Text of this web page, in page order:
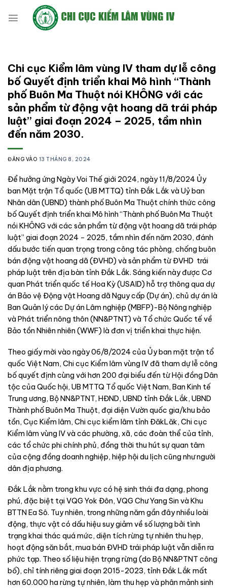
qua
Chi cục Kiểm lâm vùng IV tham dự lễ công
bố Quyết định triển khai Mô hình “Thành
phố Buôn Ma Thuột nói KHÔNG với các
sản phẩm từ động vật hoang dã trái pháp
luật” giai đoạn 2024 – 2025, tầm nhìn
đến năm 2030.
ĐĂNG VÀO 13 THÁNG 8, 2024
Để hưởng ứng Ngày Voi Thế giới 2024, ngày 11/8/2024 Ủy
ban Mặt trận Tổ quốc (UB MTTQ) tỉnh Đắk Lắk và Uỷ ban
Nhân dân (UBND) thành phố Buôn Ma Thuột chính thức công
bố Quyết định triển khai Mô hình “Thành phố Buôn Ma Thuột
nói KHÔNG với các sản phẩm từ động vật hoang dã trái pháp
luật” giai đoạn 2024 – 2025, tầm nhìn đến năm 2030, đánh
dấu bước tiến quan trọng trong công tác phòng, chống buôn
bán động vật hoang dã (ĐVHD) và sản phẩm từ ĐVHD trái
pháp luật trên địa bàn tỉnh Đắk Lắk. Sáng kiến này được Cơ
quan Phát triển quốc tế Hoa Kỳ (USAID) hỗ trợ thông qua dự
án Bảo vệ Động vật Hoang dã Nguy cấp (Dự án), chủ dự án là
Ban Quản lý các Dự án Lâm nghiệp (MBFP)-Bộ Nông nghiệp
và Phát triển nông thôn (NN&PTNT) và Tổ chức Quốc tế về
Bảo tồn Nhiên nhiên (WWF) là đơn vị triển khai thực hiện.
Theo giấy mời vào ngày 06/8/2024 của Ủy ban mặt trận tổ
quốc Việt Nam, Chi cục Kiểm lâm vùng IV đã tham dự lễ công
bố quyết định cùng với hơn 200 đại biểu đến từ Hội đồng Dân
tộc của Quốc hội, UB MTTQ Tổ quốc Việt Nam, Ban Kinh tế
Trung ương, Bộ NN&PTNT, HĐND, UBND tỉnh Đắk Lắk, UBND
Thành phố Buôn Ma Thuột, đại diện Vườn quốc gia/khu bảo
tồn, Cục Kiểm lâm, Chi cục kiểm lâm tỉnh ĐăkLăk, Chi cục
Kiểm lâm vùng IV và các phường, xã, các đoàn thể của tỉnh,
các tổ chức phi chính phủ, đồng thời thu hút sự quan tâm
của cộng đồng doanh nghiệp, hiệp hội du lịch cũng như người
dân địa phương.
Đắk Lắk nằm trong khu vực có hệ sinh thái đa dạng, phong
phú, đặc biệt tại VQG Yok Đôn, VQG Chư Yang Sin và Khu
BTTN Ea Sô. Tuy nhiên, trong những năm gần đây nhiều loài
động, thực vật có dấu hiệu suy giảm về số lượng bởi tình
trạng khai thác quá mức, diện tích rừng tự nhiên thu hẹp,
hoạt động săn bắt, mua bán ĐVHD trái pháp luật vẫn diễn ra
phức tạp. Theo số liệu hiện trạng rừng (do Bộ NN&PTNT công
bố), chỉ tính riêng giai đoạn 2015-2023, tỉnh Đắk Lắk mất
hơn 60.000 ha rừng tự nhiên, làm thu hẹp và phân mảnh sinh